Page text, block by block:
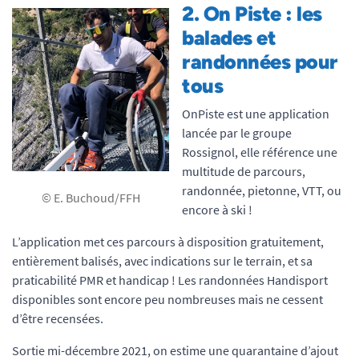
© E. Buchoud/FFH
2. On Piste : les
balades et
randonnées pour
tous
OnPiste est une application
lancée par le groupe
Rossignol, elle référence une
multitude de parcours,
randonnée, pietonne, VTT, ou
encore à ski !
L’application met ces parcours à disposition gratuitement,
entièrement balisés, avec indications sur le terrain, et sa
praticabilité PMR et handicap ! Les randonnées Handisport
disponibles sont encore peu nombreuses mais ne cessent
d’être recensées.
Sortie mi-décembre 2021, on estime une quarantaine d’ajout